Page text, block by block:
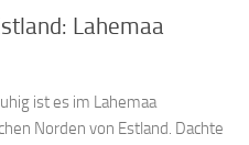
Lahemaa
ist es im Lahemaa
Norden von Estland. Dachte